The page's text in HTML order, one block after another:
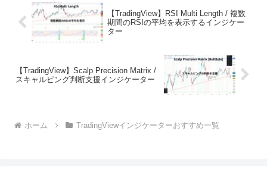
【TradingView】RSI Multi Length / 複数
期間のRSIの平均を表示するインジケー
ター
【TradingView】Scalp Precision Matrix /
スキャルピング判断支援インジケーター
ホーム TradingViewインジケーターおすすめ一覧